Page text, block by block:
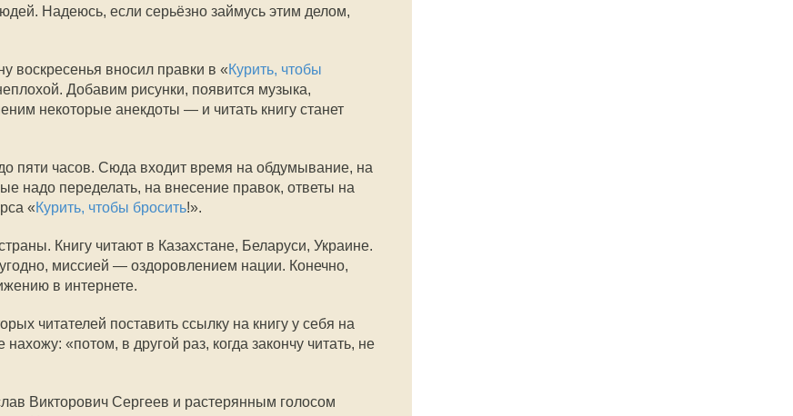
Надеюсь, если серьёзно займусь этим делом,
воскресенья вносил правки в «Курить, чтобы
Добавим рисунки, появится музыка,
некоторые анекдоты — и читать книгу станет
пяти часов. Сюда входит время на обдумывание, на
надо переделать, на внесение правок, ответы на
«Курить, чтобы бросить!».
Книгу читают в Казахстане, Беларуси, Украине.
миссией — оздоровлением нации. Конечно,
в интернете.
читателей поставить ссылку на книгу у себя на
«потом, в другой раз, когда закончу читать, не
Викторович Сергеев и растерянным голосом